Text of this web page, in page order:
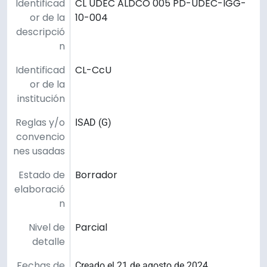
Identificad
or de la
descripció
n
CL UDEC ALDCO 005 PD-UDEC-IGG-
10-004
Identificad
or de la
institución
CL-CcU
Reglas y/o
convencio
nes usadas
ISAD (G)
Estado de
elaboració
n
Borrador
Nivel de
detalle
Parcial